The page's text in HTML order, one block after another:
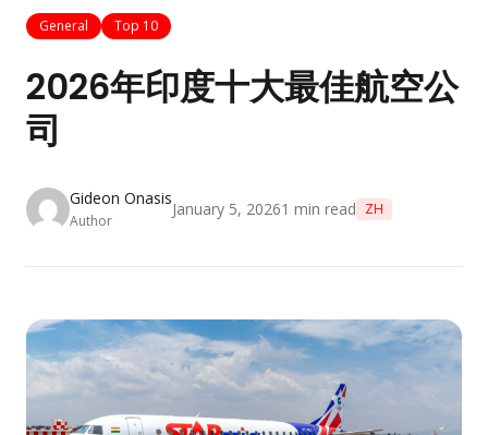
General Top 10
2026年印度十大最佳航空公
司
Gideon Onasis
Author
January 5, 20261 min read ZH